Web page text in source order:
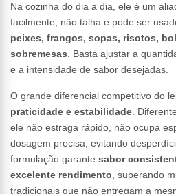
Na cozinha do dia a dia, ele é um
facilmente, não talha e pode ser
peixes, frangos, sopas, risotos,
sobremesas . Basta ajustar a
e a intensidade de sabor desejadas.
O grande diferencial competitivo do
praticidade e estabilidade .
ele não estraga rápido, não ocupa
dosagem precisa, evitando
formulação garante sabor
excelente rendimento , superando
tradicionais que não entregam a